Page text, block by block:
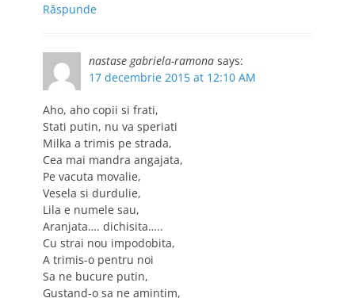
Răspunde
nastase gabriela-ramona says:
17 decembrie 2015 at 12:10 AM
Aho, aho copii si frati,
Stati putin, nu va speriati
Milka a trimis pe strada,
Cea mai mandra angajata,
Pe vacuta movalie,
Vesela si durdulie,
Lila e numele sau,
Aranjata…. dichisita…..
Cu strai nou impodobita,
A trimis-o pentru noi
Sa ne bucure putin,
Gustand-o sa ne amintim,